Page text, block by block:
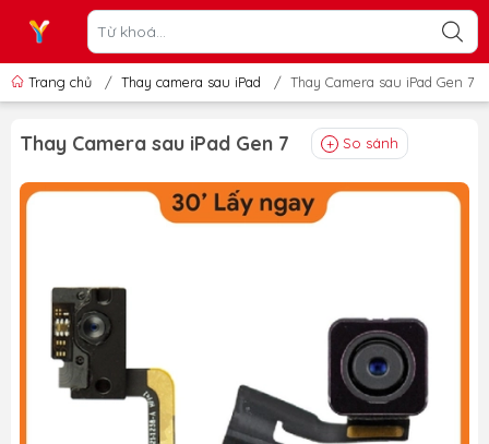
Trang chủ / Thay camera sau iPad / Thay Camera sau iPad Gen 7
Thay Camera sau iPad Gen 7 So sánh